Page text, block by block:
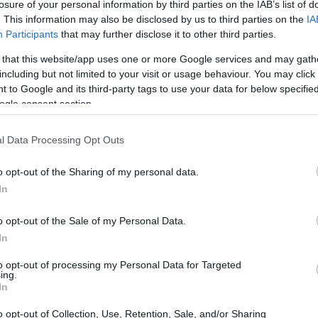
of your personal information by third parties on the IAB’s list of
This information may also be disclosed by us to third parties on the
Participants that may further disclose it to other third parties.
that this website/app uses one or more Google services and may
but not limited to your visit or usage behaviour. You may
to Google and its third-party tags to use your data for below
consent section.
Data Processing Opt Outs
opt-out of the Sharing of my personal data.
opt-out of the Sale of my Personal Data.
opt-out of processing my Personal Data for Targeted
opt-out of Collection, Use, Retention, Sale, and/or Sharing
recentemente um novo corte nas taxas de juros,
a quarta deste ano, foi tomada em um contexto
do euro. Os analistas agora se perguntam como
e quais serão as consequências para a